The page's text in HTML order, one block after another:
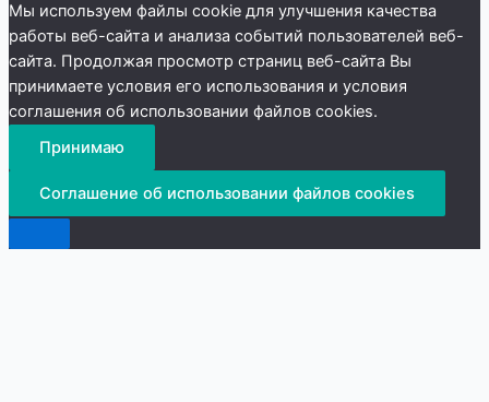
Мы используем файлы cookie для улучшения качества
работы веб-сайта и анализа событий пользователей веб-
сайта. Продолжая просмотр страниц веб-сайта Вы
принимаете условия его использования и условия
соглашения об использовании файлов cookies.
Принимаю
Соглашение об использовании файлов cookies